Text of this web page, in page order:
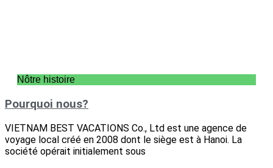
Nôtre histoire
Pourquoi nous?
VIETNAM BEST VACATIONS Co., Ltd est une agence de
voyage local créé en 2008 dont le siège est à Hanoi. La
société opérait initialement sous